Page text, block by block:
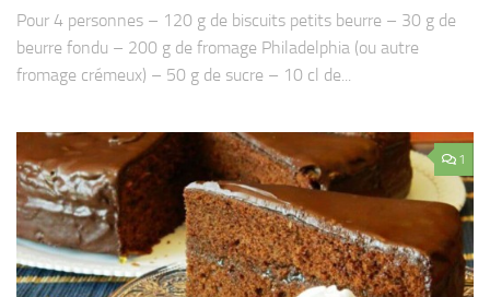
Pour 4 personnes – 120 g de biscuits petits beurre – 30 g de
beurre fondu – 200 g de fromage Philadelphia (ou autre
fromage crémeux) – 50 g de sucre – 10 cl de...
1